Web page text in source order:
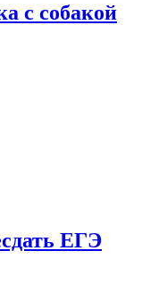
с собакой
ЕГЭ